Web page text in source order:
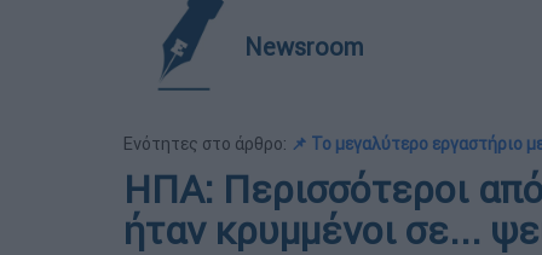
Newsroom
Ενότητες στο άρθρο: 📌 Το μεγαλύτερο εργαστήριο
ΗΠΑ: Περισσότεροι
ήταν κρυμμένοι σε...